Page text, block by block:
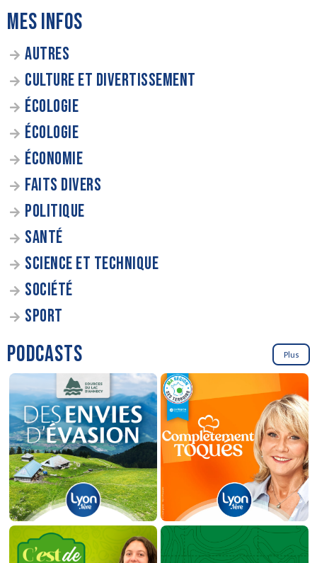
MES INFOS
AUTRES
CULTURE ET DIVERTISSEMENT
ÉCOLOGIE
ÉCOLOGIE
ÉCONOMIE
FAITS DIVERS
POLITIQUE
SANTÉ
SCIENCE ET TECHNIQUE
SOCIÉTÉ
SPORT
PODCASTS Plus